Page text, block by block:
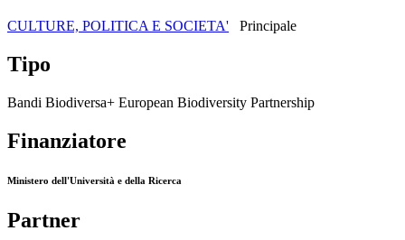
CULTURE, POLITICA E SOCIETA' Principale
Tipo
Bandi Biodiversa+ European Biodiversity Partnership
Finanziatore
Ministero dell'Università e della Ricerca
Partner